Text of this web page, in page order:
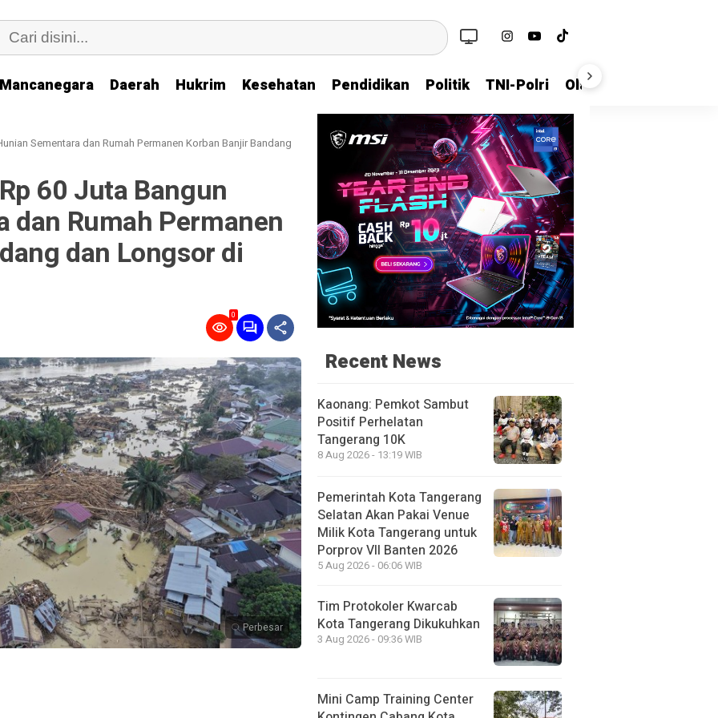
Mancanegara Daerah Hukrim Kesehatan Pendidikan Politik TNI-Polri Olahraga
Sementara dan Rumah Permanen Korban Banjir Bandang
60 Juta Bangun
dan Rumah Permanen
dan Longsor di
0
Perbesar
Recent News
Kaonang: Pemkot Sambut
Positif Perhelatan
Tangerang 10K
8 Aug 2026 - 13:19 WIB
Pemerintah Kota Tangerang
Selatan Akan Pakai Venue
Milik Kota Tangerang untuk
Porprov VII Banten 2026
5 Aug 2026 - 06:06 WIB
Tim Protokoler Kwarcab
Kota Tangerang Dikukuhkan
3 Aug 2026 - 09:36 WIB
Mini Camp Training Center